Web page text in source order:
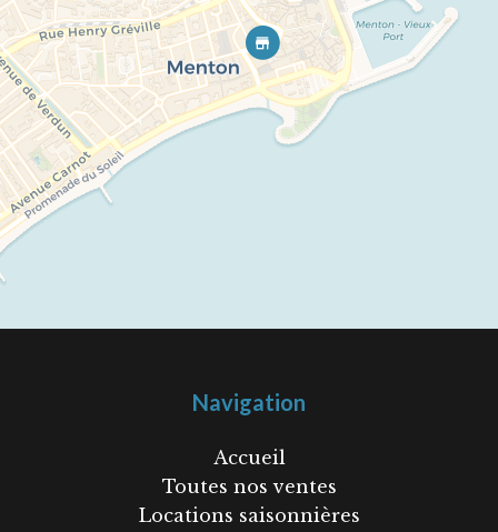
Navigation
Accueil
Toutes nos ventes
Locations saisonnières